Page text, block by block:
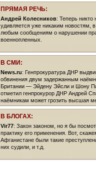
ПРЯМАЯ РЕЧЬ:
Андрей Колесников: Теперь никто
удивляется уже никаким новостям,
любым сообщениям о нарушении
военнопленных.
В СМИ:
News.ru: Генпрокуратура ДНР
обвинения двум задержанным
Британии — Эйдену Эйсли и Шону
отметил генпрокурор ДНР Андрей
наёмникам может грозить высшая
наказания.
В БЛОГАХ:
Vir77: Закон законом, но я бы
практику его применения. Вот,
Афганистане были такие
них судили, и т.д.